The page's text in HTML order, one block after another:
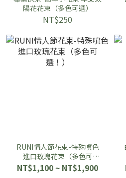
陽花花束（多色可選）
NT$250
RUNI情人節花束-特殊噴色
進口玫瑰花束（多色可
選！）
NT$1,100 ~ NT$1,900